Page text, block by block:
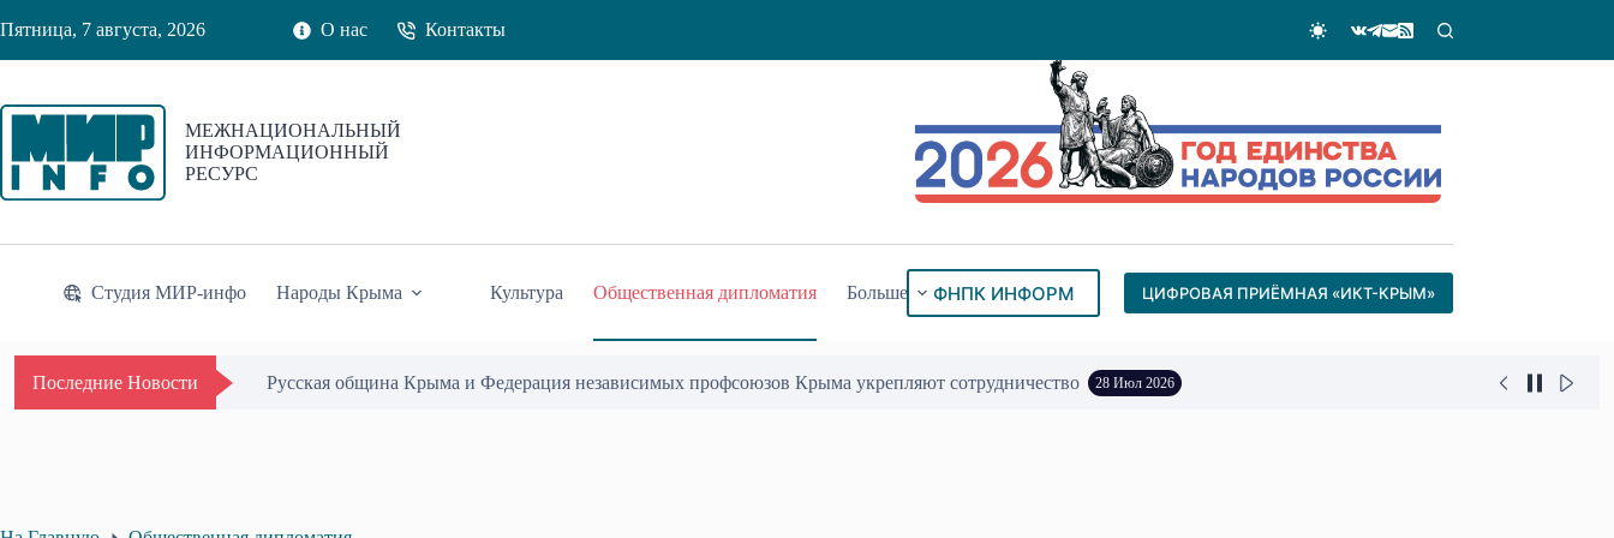
к
Пятница, 7 августа, 2026 О нас Контакты
МЕЖНАЦИОНАЛЬНЫЙ
ИНФОРМАЦИОННЫЙ
РЕСУРС
Студия МИР-инфо Народы Крыма Культура Общественная дипломатия Больше ФНПК ИНФОРМ ЦИФРОВАЯ ПРИЁМНАЯ «ИКТ-КРЫМ»
Последние Новости Одиссей Пипия удостоен Почётного знака «За гражданское служение» 17 Июл 2026